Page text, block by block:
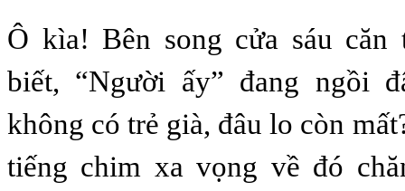
Ô kìa! Bên song cửa sáu căn
biết, “Người ấy” đang ngồi
không có trẻ già, đâu lo còn
tiếng chim xa vọng về đó